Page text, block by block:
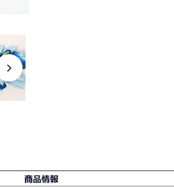
商品情報